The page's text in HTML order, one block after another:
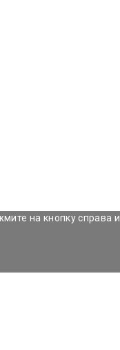
на кнопку справа и